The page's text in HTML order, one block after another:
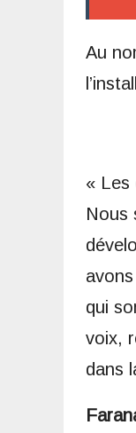
Au
« Les
Nous
qui
voix,
dans